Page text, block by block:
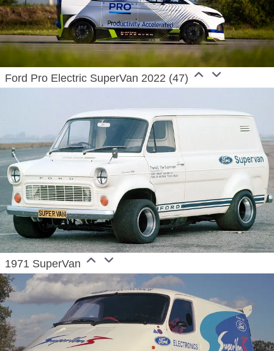
Ford Pro Electric SuperVan 2022 (47)
1971 SuperVan